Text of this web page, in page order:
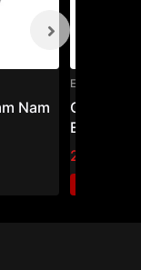
Edifice
Casio
EFV-